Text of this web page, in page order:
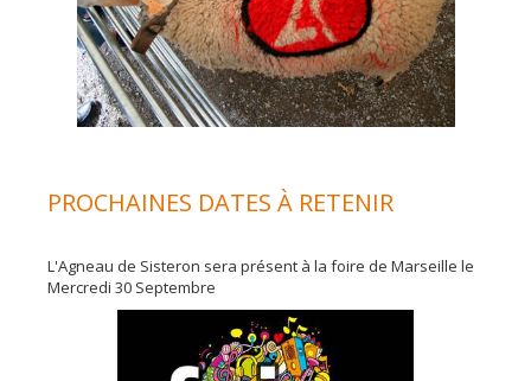
PROCHAINES DATES À RETENIR
L'Agneau de Sisteron sera présent à la foire de Marseille le
Mercredi 30 Septembre